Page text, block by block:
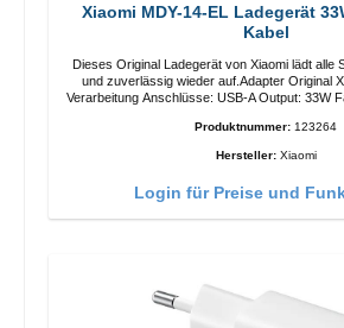
Xiaomi MDY-14-EL Ladegerät 33W + 3A
Kabel
Dieses Original Ladegerät von Xiaomi lädt alle
und zuverlässig wieder auf.Adapter Original Xiaomi
Verarbeitung Anschlüsse: USB-A Output: 33W Farbe: Weiss 3A Kabel
Produktnummer: 123264
Hersteller: Xiaomi
Login für Preise und